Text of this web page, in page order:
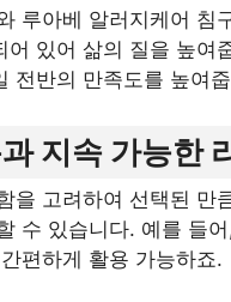
루아베 알러지케어
어 있어 삶의 질을 높여
전반의 만족도를 높여
지속 가능한
을 고려하여 선택된
수 있습니다. 예를 들
편하게 활용 가능하죠.